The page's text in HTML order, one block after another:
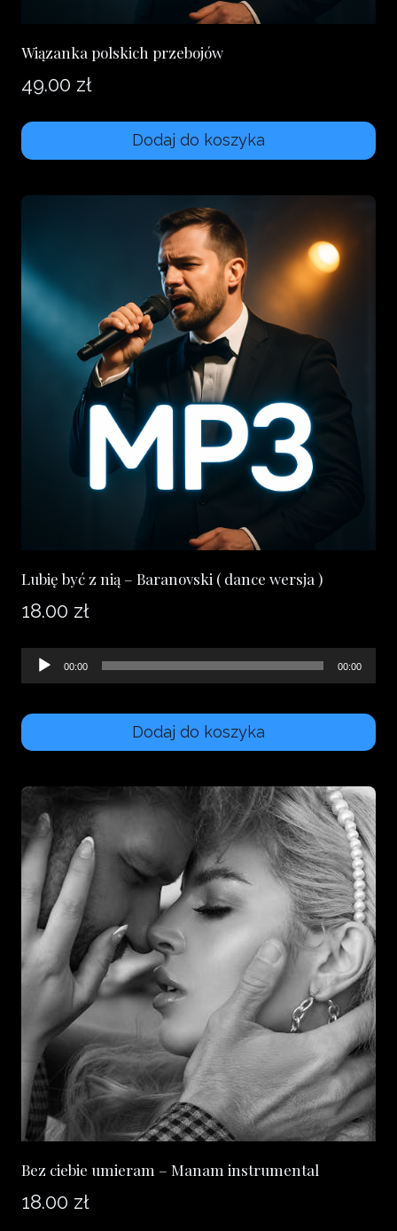
Wiązanka polskich przebojów
49.00 zł
Dodaj do koszyka
Lubię być z nią – Baranovski ( dance wersja )
18.00 zł
Odtwarzacz
plików
dźwiękowych
00:00 00:00
Dodaj do koszyka
Bez ciebie umieram – Manam instrumental
18.00 zł